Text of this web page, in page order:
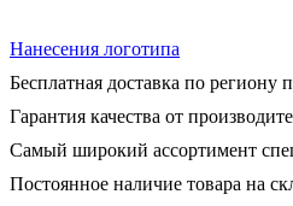
Нанесения логотипа
Бесплатная доставка по региону
Гарантия качества от
Самый широкий ассортимент
Постоянное наличие товара на